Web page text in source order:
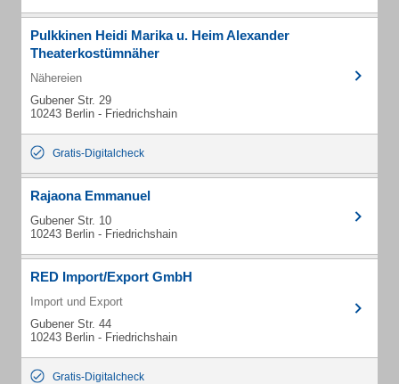
Pulkkinen Heidi Marika u. Heim Alexander
Theaterkostümnäher
Nähereien
Gubener Str. 29
10243 Berlin - Friedrichshain
Gratis-Digitalcheck
Rajaona Emmanuel
Gubener Str. 10
10243 Berlin - Friedrichshain
RED Import/Export GmbH
Import und Export
Gubener Str. 44
10243 Berlin - Friedrichshain
Gratis-Digitalcheck